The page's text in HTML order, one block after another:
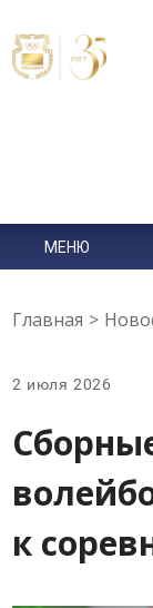
МЕНЮ
Главная >
к
2 июля 2026